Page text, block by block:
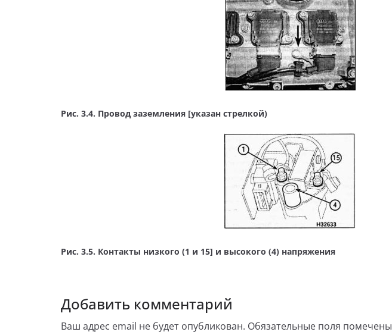
Рис. 3.4. Провод заземления [указан стрелкой)
Рис. 3.5. Контакты низкого (1 и 15] и высокого (4) напряжения
Добавить комментарий
Ваш адрес email не будет опубликован. Обязательные поля помечены